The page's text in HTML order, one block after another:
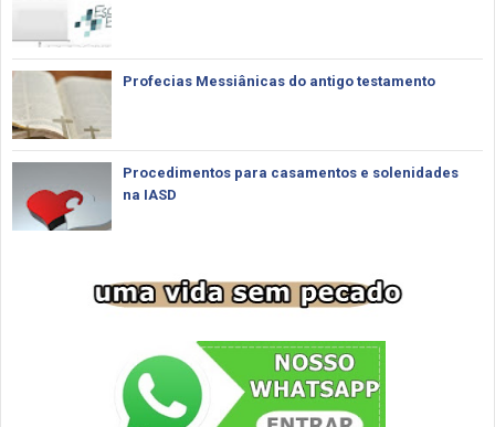
Profecias Messiânicas do antigo testamento
Procedimentos para casamentos e solenidades
na IASD